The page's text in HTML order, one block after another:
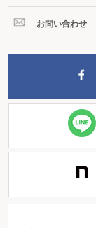
お問い合わせ